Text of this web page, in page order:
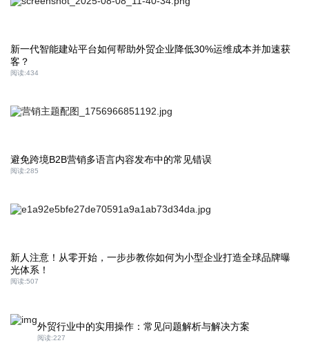
新一代智能建站平台如何帮助外贸企业降低30%运维成本并加速获
客？
阅读:434
避免跨境B2B营销多语言内容发布中的常见错误
阅读:285
新人注意！从零开始，一步步教你如何为小型企业打造全球品牌曝
光体系！
阅读:507
外贸行业中的实用操作：常见问题解析与解决方案
阅读:227